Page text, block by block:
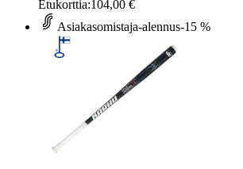
Etukorttia:104,00 €
Asiakasomistaja-alennus-15 %